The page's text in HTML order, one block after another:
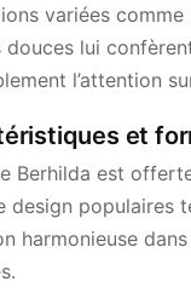
variées
douces lui
l’attention
et
Berhilda est
design populaires
harmonieuse